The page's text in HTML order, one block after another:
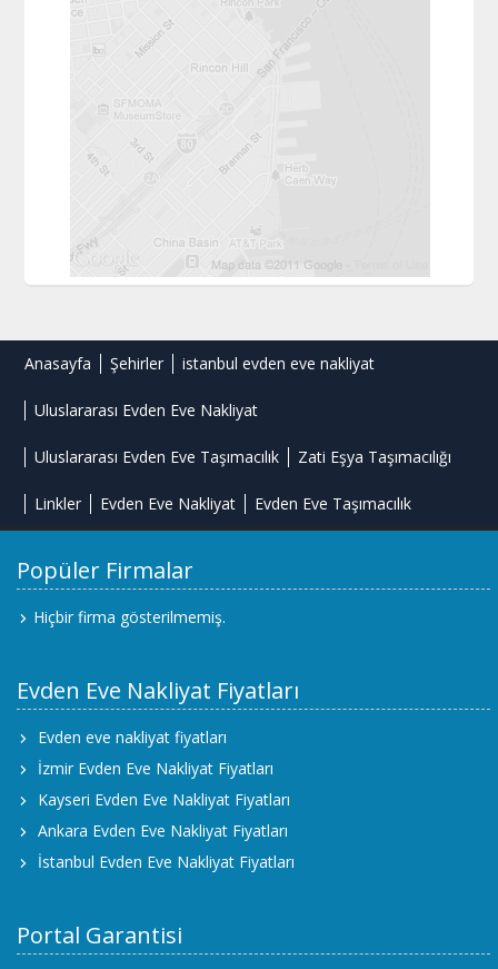
Anasayfa Şehirler istanbul evden eve nakliyat
Uluslararası Evden Eve Nakliyat
Uluslararası Evden Eve Taşımacılık Zati Eşya Taşımacılığı
Linkler Evden Eve Nakliyat Evden Eve Taşımacılık
Popüler Firmalar
Hiçbir firma gösterilmemiş.
Evden Eve Nakliyat Fiyatları
Evden eve nakliyat fiyatları
İzmir Evden Eve Nakliyat Fiyatları
Kayseri Evden Eve Nakliyat Fiyatları
Ankara Evden Eve Nakliyat Fiyatları
İstanbul Evden Eve Nakliyat Fiyatları
Portal Garantisi